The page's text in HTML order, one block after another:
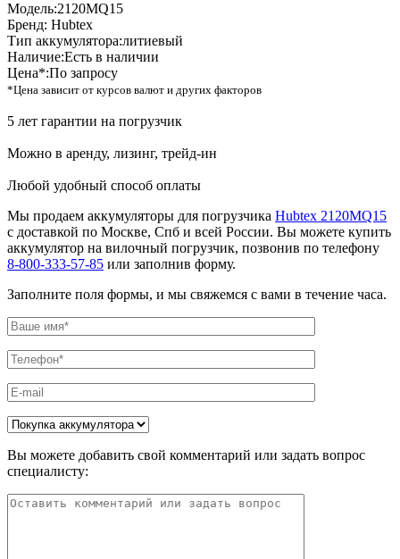
Модель:2120MQ15
Бренд: Hubtex
Тип аккумулятора:литиевый
Наличие:Есть в наличии
Цена*:По запросу
*Цена зависит от курсов валют и других факторов
5 лет гарантии на погрузчик
Можно в аренду, лизинг, трейд-ин
Любой удобный способ оплаты
Мы продаем аккумуляторы для погрузчика Hubtex 2120MQ15
с доставкой по Москве, Спб и всей России. Вы можете купить
аккумулятор на вилочный погрузчик, позвонив по телефону
8-800-333-57-85 или заполнив форму.
Заполните поля формы, и мы свяжемся с вами в течение часа.
Вы можете добавить свой комментарий или задать вопрос
специалисту: